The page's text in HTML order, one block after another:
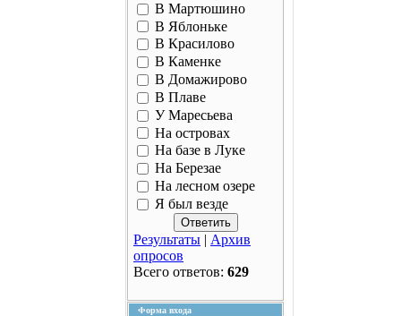
В Мартюшино
В Яблоньке
В Красилово
В Каменке
В Домажирово
В Плаве
У Маресьева
На островах
На базе в Луке
На Березае
На лесном озере
Я был везде
Результаты | Архив
опросов
Всего ответов: 629
Форма входа